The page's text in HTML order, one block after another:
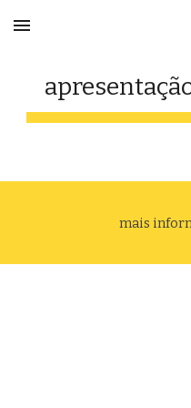
Skip to main content
mais